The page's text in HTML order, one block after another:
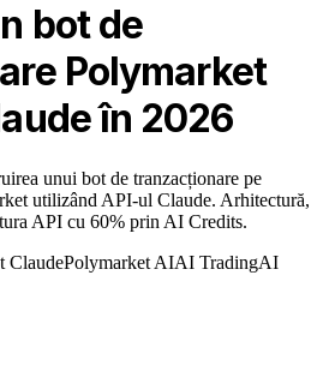
bot de
Polymarket
în 2026
unui bot de tranzacționare pe
utilizând API-ul Claude. Arhitectură,
API cu 60% prin AI Credits.
ClaudePolymarket AIAI TradingAI